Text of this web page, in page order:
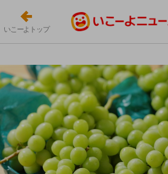
いこーよトップ